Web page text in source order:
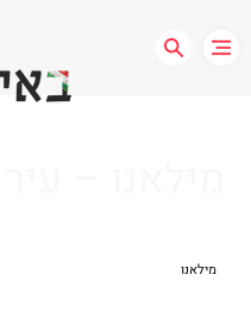
מילאנו